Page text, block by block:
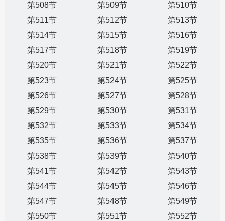
第508节
第509节
第510节
第511节
第512节
第513节
第514节
第515节
第516节
第517节
第518节
第519节
第520节
第521节
第522节
第523节
第524节
第525节
第526节
第527节
第528节
第529节
第530节
第531节
第532节
第533节
第534节
第535节
第536节
第537节
第538节
第539节
第540节
第541节
第542节
第543节
第544节
第545节
第546节
第547节
第548节
第549节
第550节
第551节
第552节